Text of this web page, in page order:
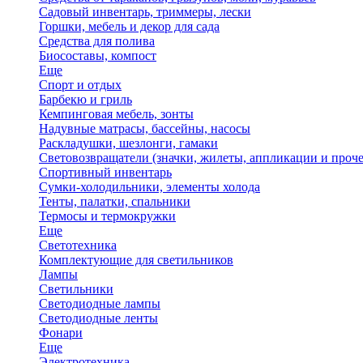
Садовый инвентарь, триммеры, лески
Горшки, мебель и декор для сада
Средства для полива
Биосоставы, компост
Еще
Спорт и отдых
Барбекю и гриль
Кемпинговая мебель, зонты
Надувные матрасы, бассейны, насосы
Раскладушки, шезлонги, гамаки
Световозвращатели (значки, жилеты, аппликации и
Спортивный инвентарь
Сумки-холодильники, элементы холода
Тенты, палатки, спальники
Термосы и термокружки
Еще
Светотехника
Комплектующие для светильников
Лампы
Светильники
Светодиодные лампы
Светодиодные ленты
Фонари
Еще